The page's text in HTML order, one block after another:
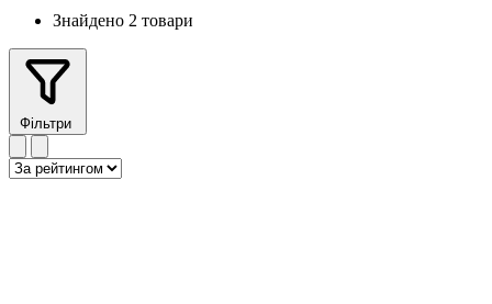
Знайдено 2 товари
Фільтри